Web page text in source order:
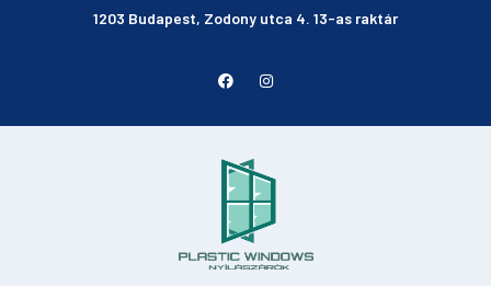
1203 Budapest, Zodony utca 4. 13-as raktár